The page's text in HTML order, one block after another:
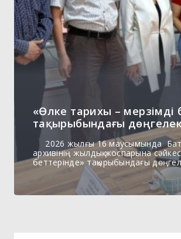
«Өлке тарихы – мерзімді
тақырыбындағы
2026 жылғы 16 маусымында
архивінің жылдық жоспарына
беттерінде» тақырыбындағы